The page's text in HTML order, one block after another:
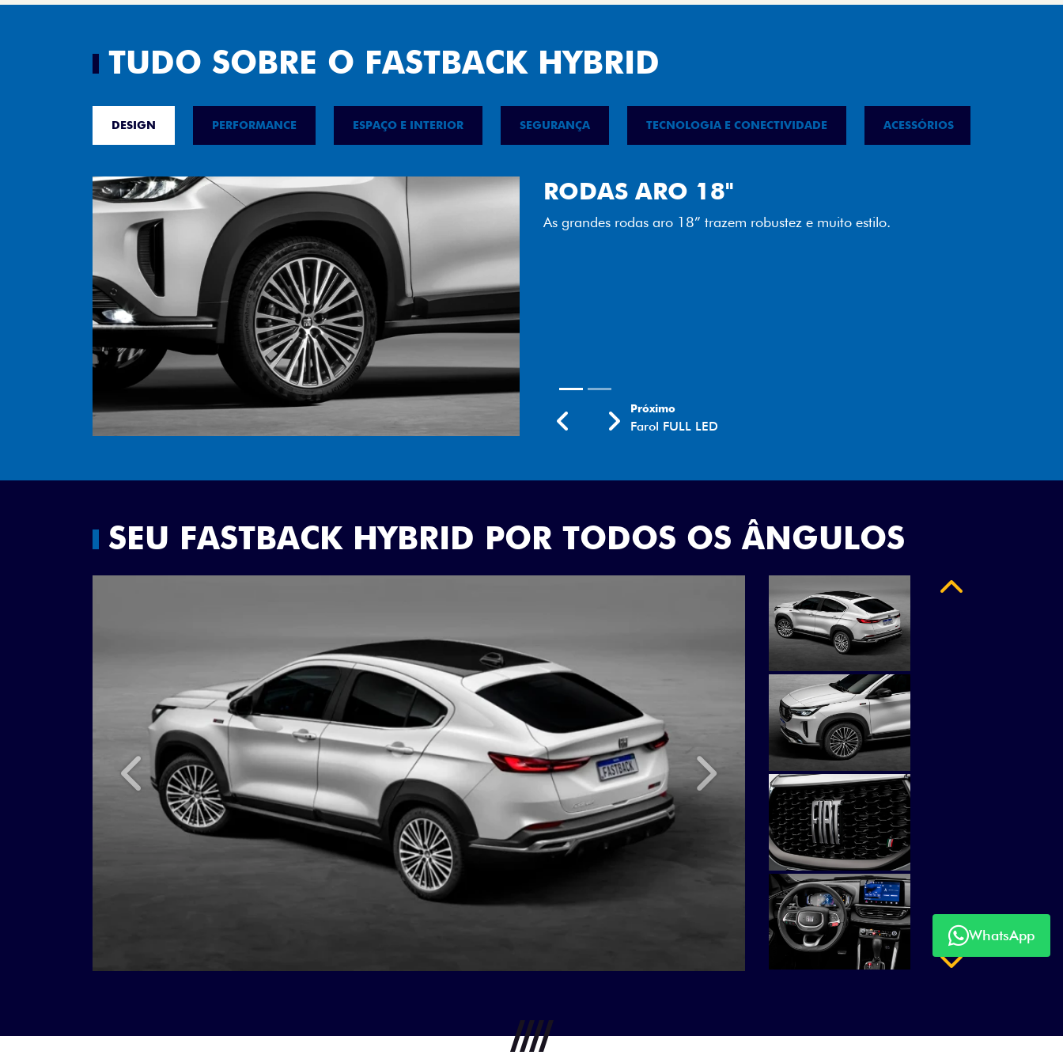
TUDO SOBRE O FASTBACK HYBRID
DESIGN PERFORMANCE ESPAÇO E INTERIOR SEGURANÇA TECNOLOGIA E CONECTIVIDADE ACESSÓRIOS
FAROL FULL LED
Tecnologia dos faróis totalmente em LED garante melhor
Rodas aro 18"
SEU FASTBACK HYBRID POR TODOS OS ÂNGULOS
Próximo
WhatsApp